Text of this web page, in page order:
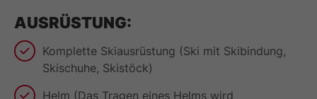
AUSRÜSTUNG:
Komplette Skiausrüstung (Ski mit Skibindung,
Skischuhe, Skistöck)
Helm (Das Tragen eines Helms wird